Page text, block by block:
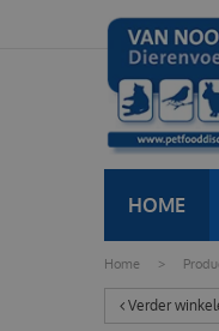
Home >
HOME
Verder